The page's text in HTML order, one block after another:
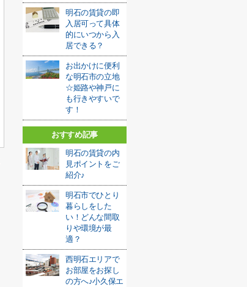
明石の賃貸の即
入居可って具体
的にいつから入
居できる？
お出かけに便利
な明石市の立地
☆姫路や神戸に
も行きやすいで
す！
おすすめ記事
明石の賃貸の内
見ポイントをご
紹介♪
明石市でひとり
暮らしをした
い！どんな間取
りや環境が最
適？
西明石エリアで
お部屋をお探し
の方へ♪小久保エ